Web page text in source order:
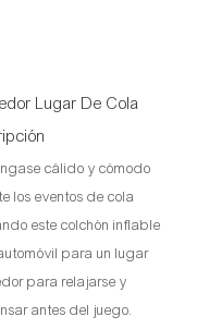
Lugar De Cola
cálido y cómodo
los eventos de cola
este colchón inflable
para un lugar
para relajarse y
antes del juego.